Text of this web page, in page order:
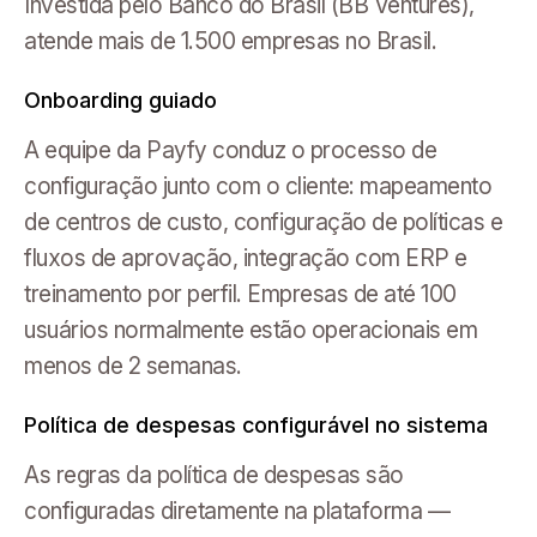
atende mais de 1.500 empresas no Brasil.
Onboarding guiado
A equipe da Payfy conduz o processo de
configuração junto com o cliente: mapeamento
de centros de custo, configuração de políticas e
fluxos de aprovação, integração com ERP e
treinamento por perfil. Empresas de até 100
usuários normalmente estão operacionais em
menos de 2 semanas.
Política de despesas configurável no sistema
As regras da política de despesas são
configuradas diretamente na plataforma —